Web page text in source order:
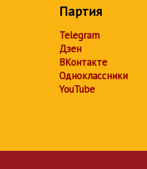
Партия
Telegram
Дзен
ВКонтакте
Одноклассники
YouTube